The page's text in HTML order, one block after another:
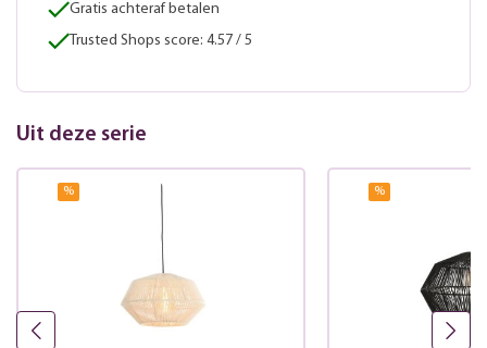
Gratis achteraf betalen
Trusted Shops score: 4.57 / 5
Uit deze serie
% %